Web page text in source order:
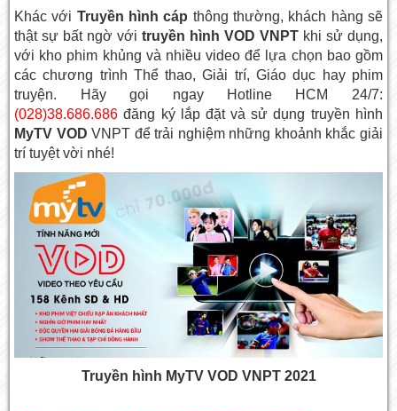
Khác với Truyền hình cáp thông thường, khách hàng sẽ
thật sự bất ngờ vớitruyền hình VOD VNPTkhi sử dụng,
với kho phim khủng và nhiều video để lựa chọn bao gồm
các chương trình Thể thao, Giải trí, Giáo dục hay phim
truyện. Hãy gọi ngay Hotline HCM 24/7:
(028)38.686.686 đăng ký lắp đặt và sử dụng truyền hình
MyTV VOD VNPT để trải nghiệm những khoảnh khắc giải
trí tuyệt vời nhé!
Truyền hình MyTV VOD VNPT 2021